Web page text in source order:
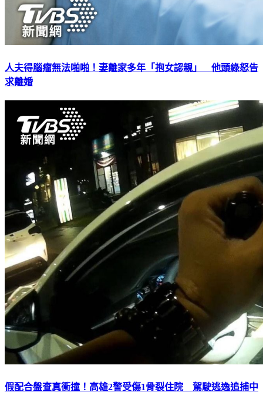
人夫得腦瘤無法啪啪！妻離家多年「抱女認親」 他頭綠怒告
求離婚
假配合盤查真衝撞！高雄2警受傷1骨裂住院 駕駛逃逸追捕中